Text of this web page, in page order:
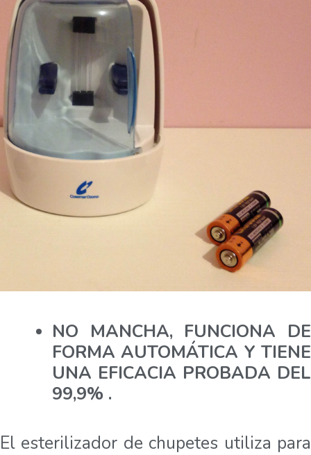
NO MANCHA, FUNCIONA DE
FORMA AUTOMÁTICA Y TIENE
UNA EFICACIA PROBADA DEL
99,9% .
El esterilizador de chupetes utiliza para